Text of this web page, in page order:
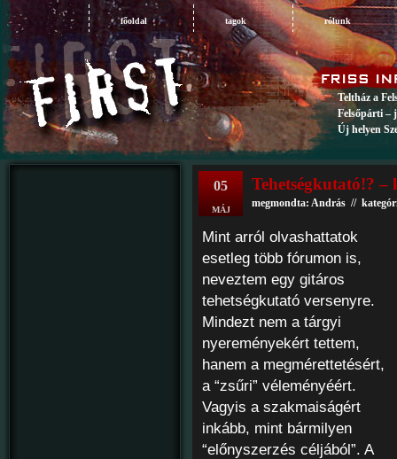
főoldal tagok rólunk
Teltház a
Felsőpárti –
Új helyen
05
MÁJ
Tehetségkutató!?
megmondta: András //
Mint arról olvashattatok
esetleg több fórumon is,
neveztem egy gitáros
tehetségkutató versenyre.
Mindezt nem a tárgyi
nyereményekért tettem,
hanem a megmérettetésért,
a “zsűri” véleményéért.
Vagyis a szakmaiságért
inkább, mint bármilyen
“előnyszerzés céljából”. A